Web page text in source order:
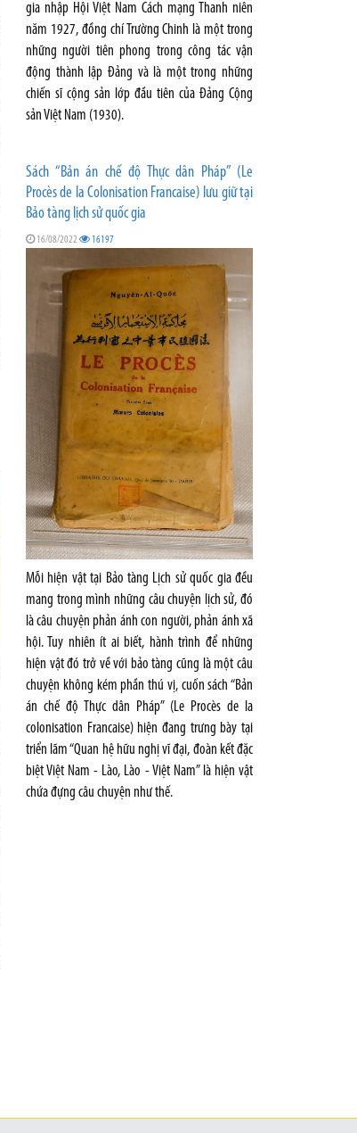
gia nhập Hội Việt Nam Cách mạng Thanh niên
năm 1927, đồng chí Trường Chinh là một trong
những người tiên phong trong công tác vận
động thành lập Đảng và là một trong những
chiến sĩ cộng sản lớp đầu tiên của Đảng Cộng
sản Việt Nam (1930).
Sách “Bản án chế độ Thực dân Pháp” (Le
Procès de la Colonisation Francaise) lưu giữ tại
Bảo tàng lịch sử quốc gia
16/08/2022 16197
Mỗi hiện vật tại Bảo tàng Lịch sử quốc gia đều
mang trong mình những câu chuyện lịch sử, đó
là câu chuyện phản ánh con người, phản ánh xã
hội. Tuy nhiên ít ai biết, hành trình để những
hiện vật đó trở về với bảo tàng cũng là một câu
chuyện không kém phần thú vị, cuốn sách “Bản
án chế độ Thực dân Pháp” (Le Procès de la
colonisation Francaise) hiện đang trưng bày tại
triển lãm “Quan hệ hữu nghị vĩ đại, đoàn kết đặc
biệt Việt Nam - Lào, Lào - Việt Nam” là hiện vật
chứa đựng câu chuyện như thế.